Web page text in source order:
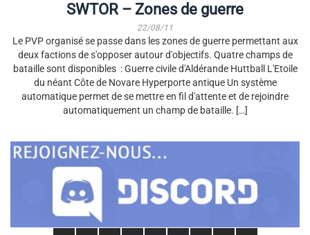
SWTOR – Zones de guerre
22/08/11
Le PVP organisé se passe dans les zones de guerre permettant aux
deux factions de s'opposer autour d'objectifs. Quatre champs de
bataille sont disponibles : Guerre civile d'Aldérande Huttball L'Etoile
du néant Côte de Novare Hyperporte antique Un système
automatique permet de se mettre en fil d'attente et de rejoindre
automatiquement un champ de bataille. […]